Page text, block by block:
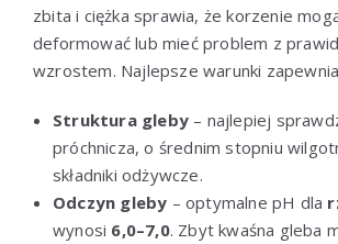
zbita i ciężka sprawia, że korzenie
deformować lub mieć problem z
wzrostem. Najlepsze warunki
Struktura gleby – najlepiej
próchnicza, o średnim stopniu
składniki odżywcze.
Odczyn gleby – optymalne pH dla
wynosi 6,0–7,0. Zbyt kwaśna gleba